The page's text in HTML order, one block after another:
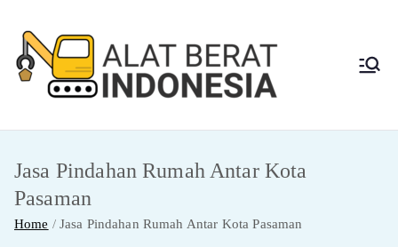
content
Berat
Indon
esia
Jasa Sewa Alat
Jasa Pindahan Rumah Antar Kota
Pasaman
Home Jasa Pindahan Rumah Antar Kota Pasaman